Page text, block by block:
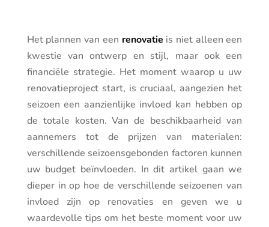
Het plannen van een renovatie is niet alleen een
kwestie van ontwerp en stijl, maar ook een
financiële strategie. Het moment waarop u uw
renovatieproject start, is cruciaal, aangezien het
seizoen een aanzienlijke invloed kan hebben op
de totale kosten. Van de beschikbaarheid van
aannemers tot de prijzen van materialen:
verschillende seizoensgebonden factoren kunnen
uw budget beïnvloeden. In dit artikel gaan we
dieper in op hoe de verschillende seizoenen van
invloed zijn op renovaties en geven we u
waardevolle tips om het beste moment voor uw